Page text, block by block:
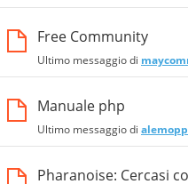
Free Community
Ultimo messaggio di
Manuale php
Ultimo messaggio di
Pharanoise: Cercasi